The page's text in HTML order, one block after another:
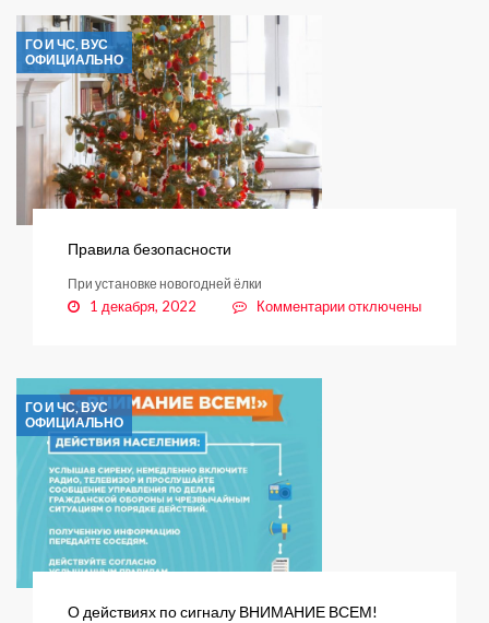
ГО И ЧС, ВУС
ОФИЦИАЛЬНО
Правила безопасности
При установке новогодней ёлки
1 декабря, 2022 Комментариикотключены
ГО И ЧС, ВУС
ОФИЦИАЛЬНО
О действиях по сигналу ВНИМАНИЕ ВСЕМ!